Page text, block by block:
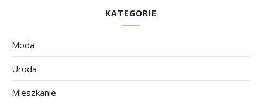
KATEGORIE
Moda
Uroda
Mieszkanie